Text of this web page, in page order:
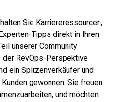
Sie Karriereressourcen,
Tipps direkt in Ihren
unserer Community
der RevOps-Perspektive
ein Spitzenverkäufer und
gewonnen. Sie freuen
und möchten